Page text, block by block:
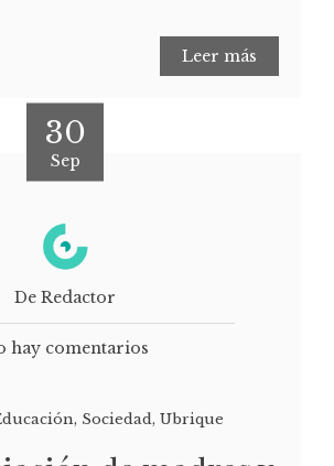
Leer más
30
Sep
De Redactor
hay comentarios
, Sociedad, Ubrique